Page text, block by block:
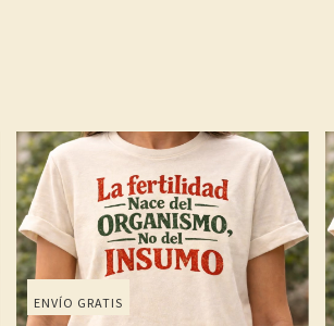
ENVÍO GRATIS